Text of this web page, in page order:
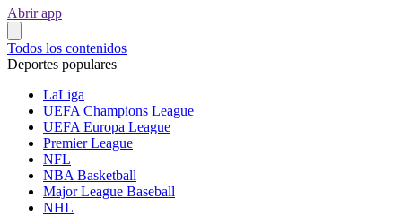
Abrir app
Todos los contenidos
Deportes populares
LaLiga
UEFA Champions League
UEFA Europa League
Premier League
NFL
NBA Basketball
Major League Baseball
NHL